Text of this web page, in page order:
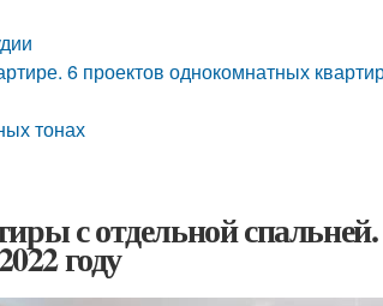
6 проектов однокомнатных
тонах
с отдельной
году